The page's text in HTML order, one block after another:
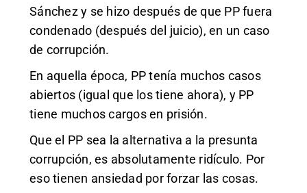
Sánchez y se hizo después de que PP fuera
condenado (después del juicio), en un caso
de corrupción.
En aquella época, PP tenía muchos casos
abiertos (igual que los tiene ahora), y PP
tiene muchos cargos en prisión.
Que el PP sea la alternativa a la presunta
corrupción, es absolutamente ridículo. Por
eso tienen ansiedad por forzar las cosas.